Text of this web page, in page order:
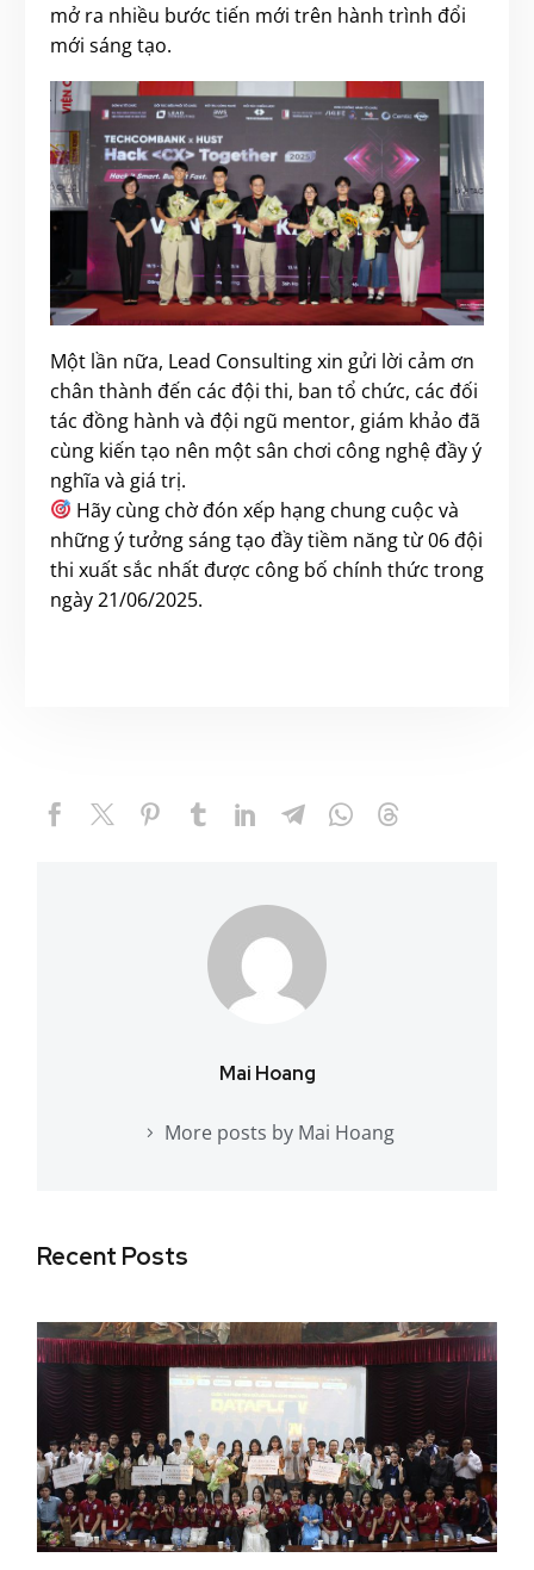
mở ra nhiều bước tiến mới trên hành trình đổi
mới sáng tạo.
Một lần nữa, Lead Consulting xin gửi lời cảm ơn
chân thành đến các đội thi, ban tổ chức, các đối
tác đồng hành và đội ngũ mentor, giám khảo đã
cùng kiến tạo nên một sân chơi công nghệ đầy ý
nghĩa và giá trị.
Hãy cùng chờ đón xếp hạng chung cuộc và
những ý tưởng sáng tạo đầy tiềm năng từ 06 đội
thi xuất sắc nhất được công bố chính thức trong
ngày 21/06/2025.
Mai Hoang
More posts by Mai Hoang
Recent Posts